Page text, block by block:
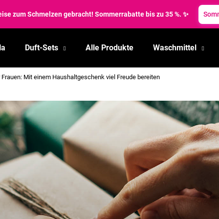
zum Schmelzen gebracht! Sommerrabatte bis zu 35 %. ✨
Duft-Sets Alle Produkte Waschmittel
Mit einem Haushaltgeschenk viel Freude bereiten
Was suchen Sie?
Wir empfehlen